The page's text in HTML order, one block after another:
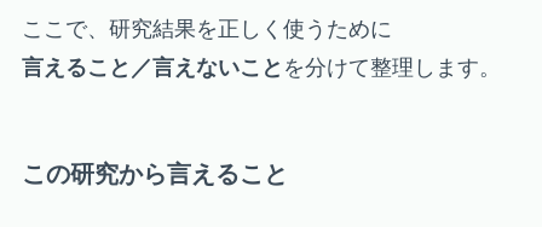
ここで、研究結果を正しく使うために
言えること／言えないこと を分けて整理します。
この研究から言えること